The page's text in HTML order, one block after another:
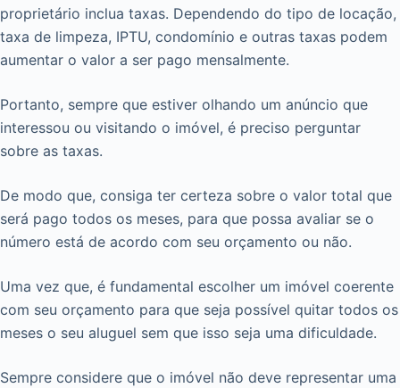
proprietário inclua taxas. Dependendo do tipo de locação,
taxa de limpeza, IPTU, condomínio e outras taxas podem
aumentar o valor a ser pago mensalmente.
Portanto, sempre que estiver olhando um anúncio que
interessou ou visitando o imóvel, é preciso perguntar
sobre as taxas.
De modo que, consiga ter certeza sobre o valor total que
será pago todos os meses, para que possa avaliar se o
número está de acordo com seu orçamento ou não.
Uma vez que, é fundamental escolher um imóvel coerente
com seu orçamento para que seja possível quitar todos os
meses o seu aluguel sem que isso seja uma dificuldade.
Sempre considere que o imóvel não deve representar uma